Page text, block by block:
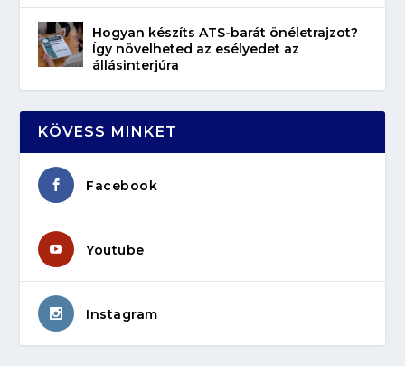
Hogyan készíts ATS-barát önéletrajzot?
Így növelheted az esélyedet az
állásinterjúra
KÖVESS MINKET
Facebook
Youtube
Instagram